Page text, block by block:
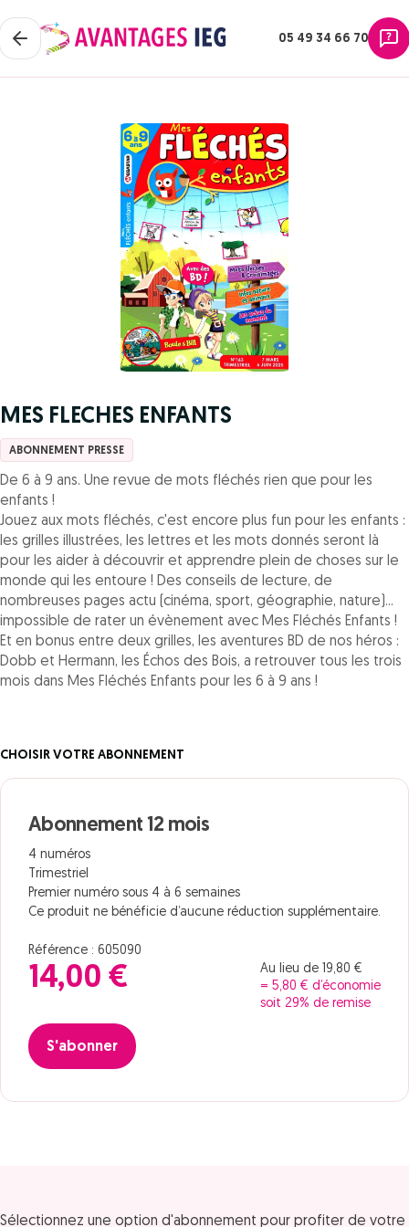
05 49 34 66 70
MES FLECHES ENFANTS
ABONNEMENT PRESSE
De 6 à 9 ans. Une revue de mots fléchés rien que pour les
enfants !
Jouez aux mots fléchés, c'est encore plus fun pour les enfants :
les grilles illustrées, les lettres et les mots donnés seront là
pour les aider à découvrir et apprendre plein de choses sur le
monde qui les entoure ! Des conseils de lecture, de
nombreuses pages actu (cinéma, sport, géographie, nature)...
impossible de rater un évènement avec Mes Fléchés Enfants !
Et en bonus entre deux grilles, les aventures BD de nos héros :
Dobb et Hermann, les Échos des Bois, a retrouver tous les trois
mois dans Mes Fléchés Enfants pour les 6 à 9 ans !
CHOISIR VOTRE ABONNEMENT
Abonnement 12 mois
4 numéros
Trimestriel
Premier numéro sous 4 à 6 semaines
Ce produit ne bénéficie d’aucune réduction supplémentaire.
Référence : 605090
14,00 €
Au lieu de 19,80 €
= 5,80 € d’économie
soit 29% de remise
S'abonner
Sélectionnez une option d'abonnement pour profiter de votre